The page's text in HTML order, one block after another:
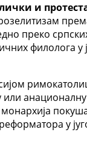
и
преко
филолога
у